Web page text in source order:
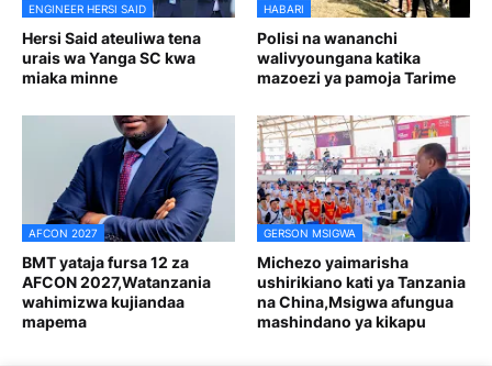
ENGINEER HERSI SAID
Hersi Said ateuliwa tena
urais wa Yanga SC kwa
miaka minne
HABARI
Polisi na wananchi
walivyoungana katika
mazoezi ya pamoja Tarime
AFCON 2027
BMT yataja fursa 12 za
AFCON 2027,Watanzania
wahimizwa kujiandaa
mapema
GERSON MSIGWA
Michezo yaimarisha
ushirikiano kati ya Tanzania
na China,Msigwa afungua
mashindano ya kikapu